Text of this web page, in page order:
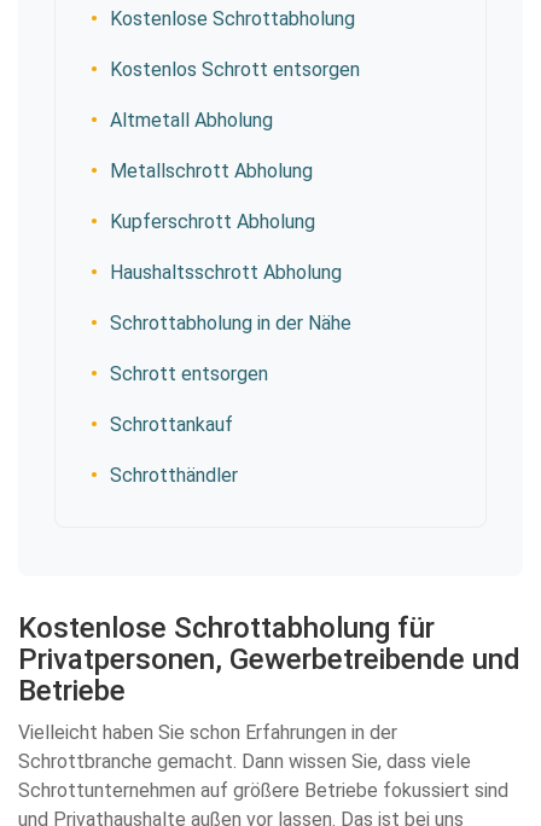
Kostenlose Schrottabholung
Kostenlos Schrott entsorgen
Altmetall Abholung
Metallschrott Abholung
Kupferschrott Abholung
Haushaltsschrott Abholung
Schrottabholung in der Nähe
Schrott entsorgen
Schrottankauf
Schrotthändler
Kostenlose Schrottabholung für
Privatpersonen, Gewerbetreibende und
Betriebe
Vielleicht haben Sie schon Erfahrungen in der
Schrottbranche gemacht. Dann wissen Sie, dass viele
Schrottunternehmen auf größere Betriebe fokussiert sind
und Privathaushalte außen vor lassen. Das ist bei uns